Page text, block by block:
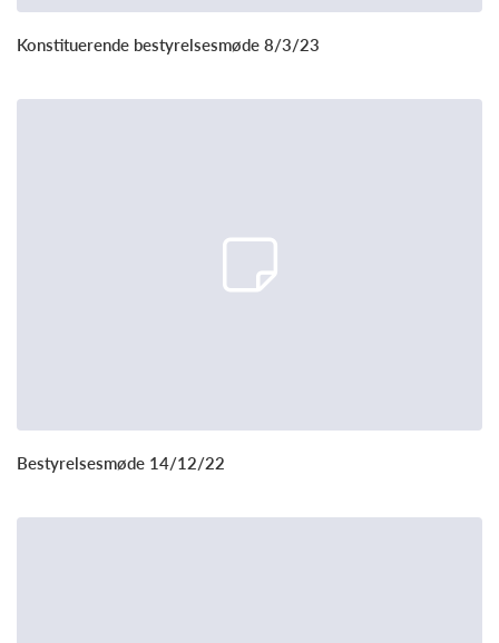
Konstituerende bestyrelsesmøde 8/3/23
Bestyrelsesmøde 14/12/22